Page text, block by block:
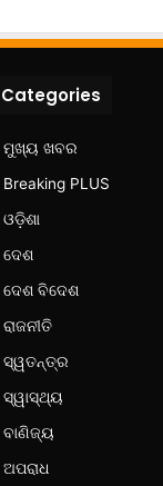
Categories
ମୁଖ୍ୟ ଖବର
Breaking PLUS
ଓଡ଼ିଶା
ଦେଶ
ଦେଶ ବିଦେଶ
ରାଜନୀତି
ସ୍ୱତନ୍ତ୍ର
ସ୍ୱାସ୍ଥ୍ୟ
ବାଣିଜ୍ୟ
ଅପରାଧ